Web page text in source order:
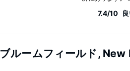
7.4/10
ブルームフィールド,